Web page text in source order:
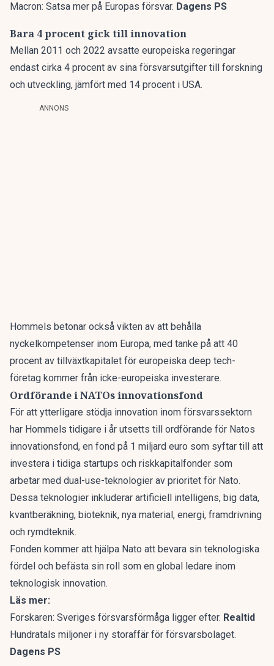
Macron: Satsa mer på Europas försvar. Dagens PS
Bara 4 procent gick till innovation
Mellan 2011 och 2022 avsatte europeiska regeringar
endast cirka 4 procent av sina försvarsutgifter till forskning
och utveckling, jämfört med 14 procent i USA.
ANNONS
Hommels betonar också vikten av att behålla
nyckelkompetenser inom Europa, med tanke på att 40
procent av tillväxtkapitalet för europeiska deep tech-
företag kommer från icke-europeiska investerare.
Ordförande i NATOs innovationsfond
För att ytterligare stödja innovation inom försvarssektorn
har Hommels tidigare i år utsetts till ordförande för Natos
innovationsfond, en fond på 1 miljard euro som syftar till att
investera i tidiga startups och riskkapitalfonder som
arbetar med dual-use-teknologier av prioritet för Nato.
Dessa teknologier inkluderar artificiell intelligens, big data,
kvantberäkning, bioteknik, nya material, energi, framdrivning
och rymdteknik.
Fonden kommer att hjälpa Nato att bevara sin teknologiska
fördel och befästa sin roll som en global ledare inom
teknologisk innovation.
Läs mer:
Forskaren: Sveriges försvarsförmåga ligger efter. Realtid
Hundratals miljoner i ny storaffär för försvarsbolaget.
Dagens PS